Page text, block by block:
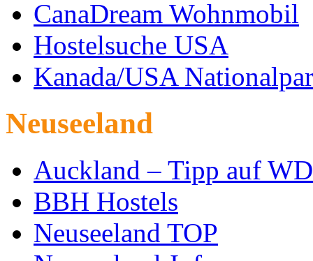
CanaDream Wohnmobil
Hostelsuche USA
Kanada/USA
Neuseeland
Auckland – Tipp auf
BBH Hostels
Neuseeland TOP